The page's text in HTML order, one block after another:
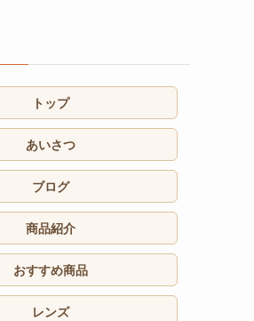
トップ
あいさつ
ブログ
商品紹介
おすすめ商品
レンズ